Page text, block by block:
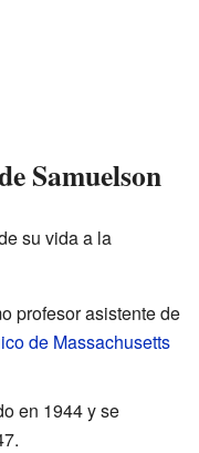
Samuelson
su vida a la
profesor asistente de
de Massachusetts
en 1944 y se